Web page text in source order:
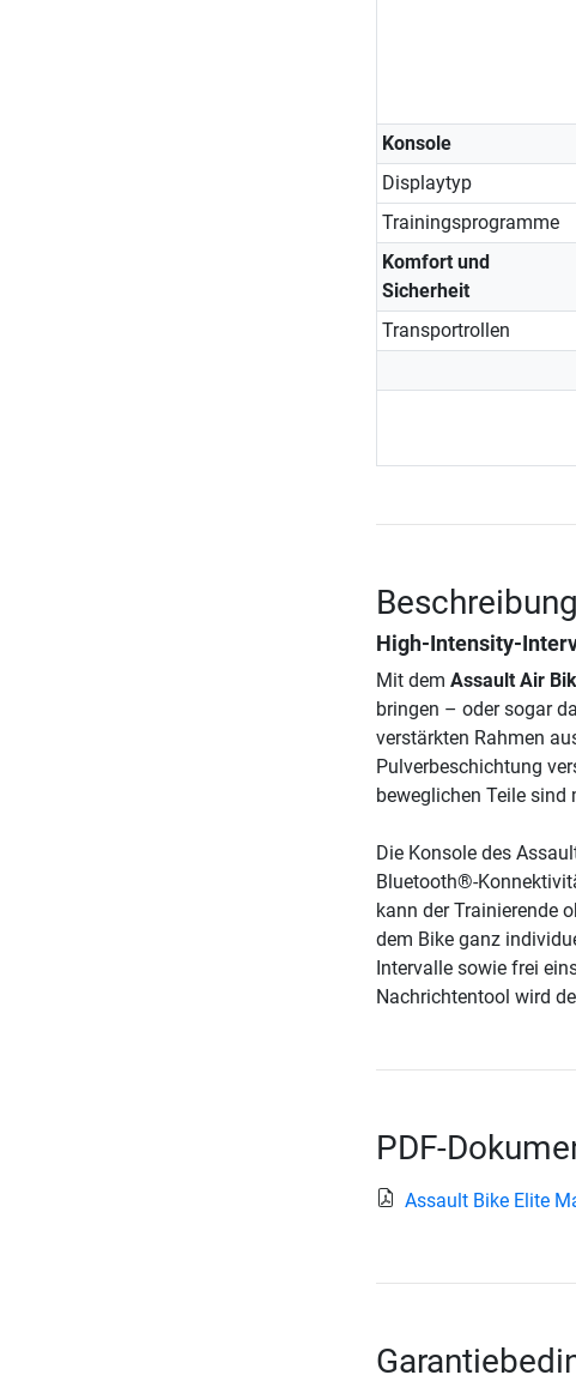
Konsole
Displaytyp
Trainingsprogramme
Komfort und
Sicherheit
Transportrollen
High-Intensity-
Mit dem Assault Air
bringen – oder sogar
verstärkten Rahmen
Pulverbeschichtung
beweglichen Teile
Die Konsole des
Bluetooth®-
kann der Trainierende
dem Bike ganz
Intervalle sowie frei
Nachrichtentool wird
PDF-
Assault Bike Elite